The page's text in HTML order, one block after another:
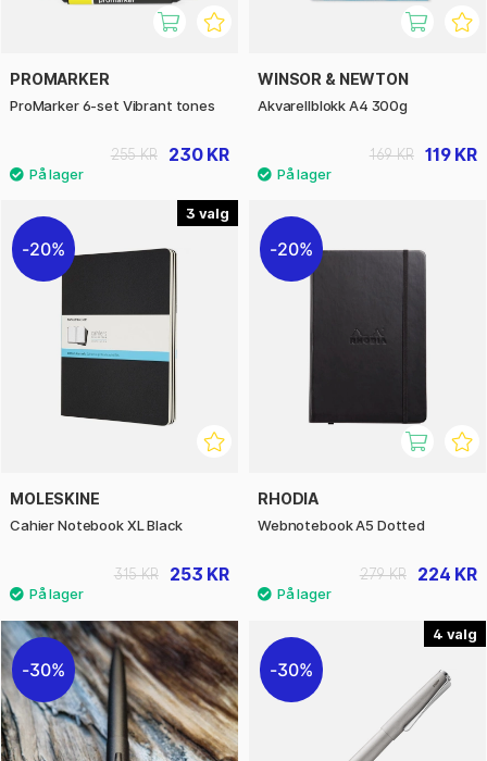
PROMARKER
ProMarker 6-set Vibrant tones
230 KR
255 KR
WINSOR & NEWTON
Akvarellblokk A4 300g
119 KR
169 KR
3
20%
MOLESKINE
Cahier Notebook XL Black
253 KR
315 KR
20%
RHODIA
Webnotebook A5 Dotted
224 KR
279 KR
30%
4
30%